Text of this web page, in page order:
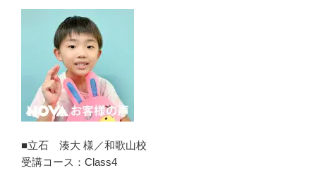
■立石 湊大 様／和歌山校
受講コース：Class4